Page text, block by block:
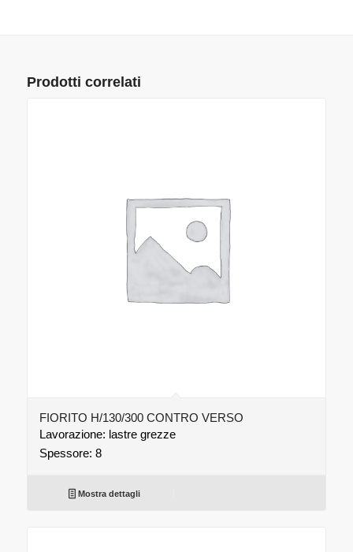
Prodotti correlati
FIORITO H/130/300 CONTRO VERSO
Lavorazione: lastre grezze
Spessore: 8
Mostra dettagli